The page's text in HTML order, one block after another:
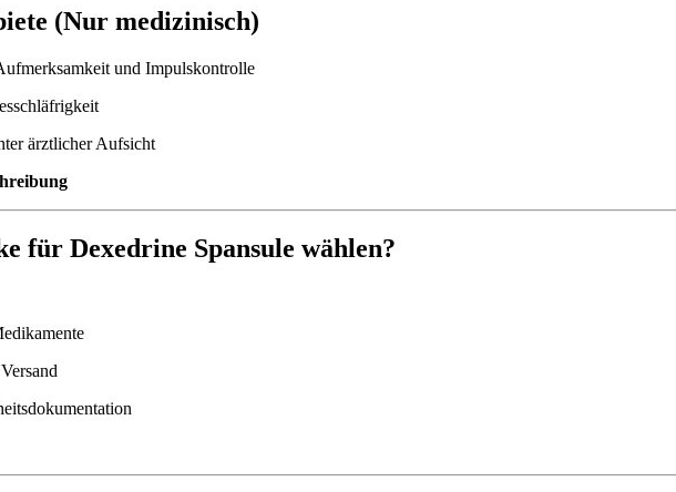
(Nur medizinisch)
und Impulskontrolle
ärztlicher Aufsicht
für Dexedrine Spansule wählen?